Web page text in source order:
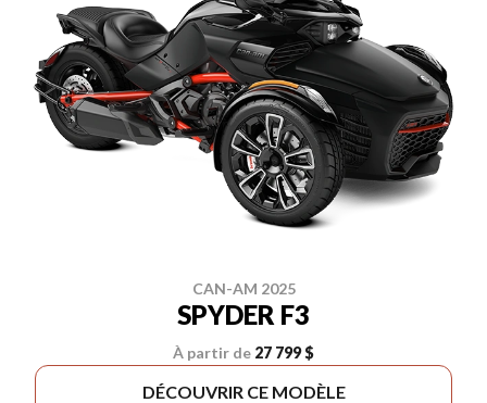
CAN-AM 2025
SPYDER F3
À partir de 27 799 $
DÉCOUVRIR CE MODÈLE